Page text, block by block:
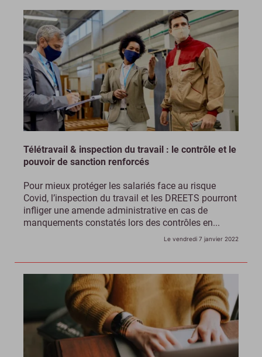
Télétravail & inspection du travail : le contrôle et le
pouvoir de sanction renforcés
Pour mieux protéger les salariés face au risque
Covid, l’inspection du travail et les DREETS pourront
infliger une amende administrative en cas de
manquements constatés lors des contrôles en...
Le vendredi 7 janvier 2022